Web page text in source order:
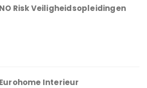
NO Risk Veiligheidsopleidingen
Eurohome Interieur